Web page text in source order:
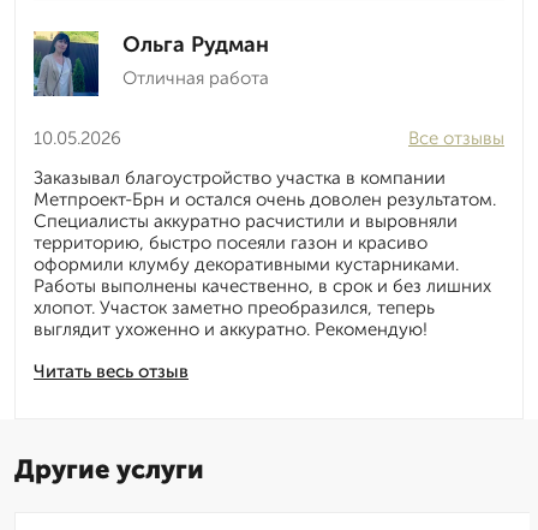
Ольга Рудман
Отличная работа
10.05.2026
Читать весь отзыв
Все отзывы
Заказывал благоустройство участка в компании
Метпроект-Брн и остался очень доволен результатом.
Специалисты аккуратно расчистили и выровняли
территорию, быстро посеяли газон и красиво
оформили клумбу декоративными кустарниками.
Работы выполнены качественно, в срок и без лишних
хлопот. Участок заметно преобразился, теперь
выглядит ухоженно и аккуратно. Рекомендую!
Другие услуги